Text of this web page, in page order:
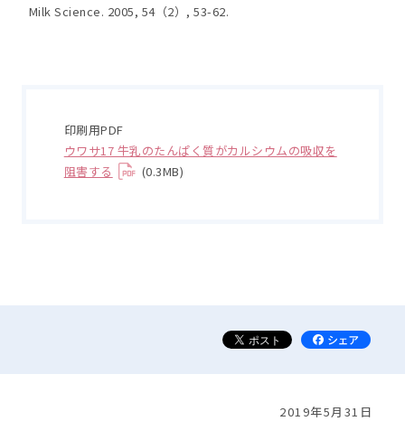
Milk Science. 2005, 54（2）, 53-62.
印刷用PDF
ウワサ17 牛乳のたんぱく質がカルシウムの吸収を
阻害する
(0.3MB)
2019年5月31日